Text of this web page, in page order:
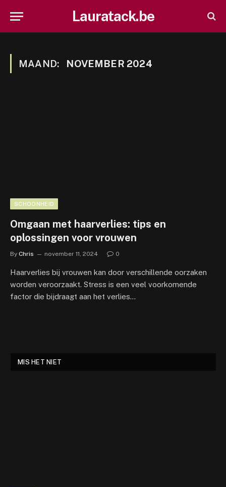
Lauratack.be
MAAND: NOVEMBER 2024
SCHOONHEID
Omgaan met haarverlies: tips en
oplossingen voor vrouwen
By Chris november 11, 2024 0
Haarverlies bij vrouwen kan door verschillende oorzaken
worden veroorzaakt. Stress is een veel voorkomende
factor die bijdraagt aan het verlies…
MIS HET NIET